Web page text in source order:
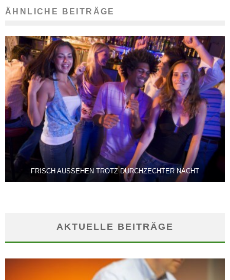
ÄHNLICHE BEITRÄGE
FRISCH AUSSEHEN TROTZ DURCHZECHTER NACHT
AKTUELLE BEITRÄGE